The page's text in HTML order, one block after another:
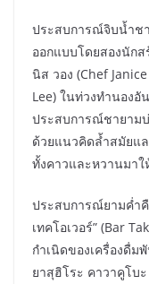
ประสบการณ์จิบน้ำช
ออกแบบโดยสองนัก
นิส วอง (Chef
Lee) ในท่วงทำนอง
ประสบการณ์ชายาม
ด้วยแนวคิดล้ำสมัยแ
ทั้งคาวและหวานมาใ
ประสบการณ์ยามค่ำ
เทคโอเวอร์” (Bar
กำเนิดของเครื่องดื่ม
ยาสุฮิโระ คาวาคูโบ